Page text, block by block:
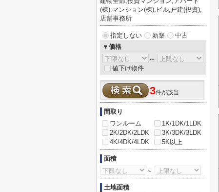
(棟),マンション(棟),ビル,戸建(投資),
店舗事務所
指定しない 新築
中古
▼価格
～
値下げ物件
3件が該当
間取り
ワンルーム
1K/1DK/1LDK
2K/2DK/2LDK
3K/3DK/3LDK
4K/4DK/4LDK
5K以上
面積
～
土地面積